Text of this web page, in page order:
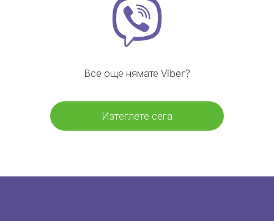
Все още нямате Viber?
Изтеглете сега